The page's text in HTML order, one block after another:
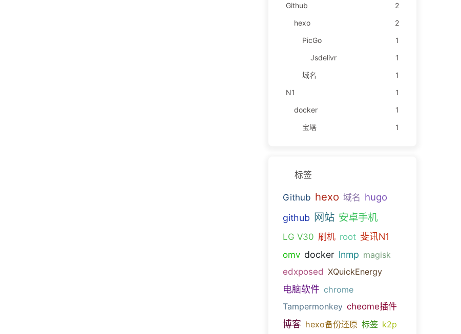
Github
2
hexo
2
PicGo
1
Jsdelivr
1
域名
1
N1
1
docker
1
宝塔
1
标签
Github hexo 域名 hugo
github 网站 安卓手机
LG V30 刷机 root 斐讯N1
omv docker lnmp magisk
edxposed XQuickEnergy
电脑软件 chrome
Tampermonkey cheome插件
博客 hexo备份还原 标签 k2p